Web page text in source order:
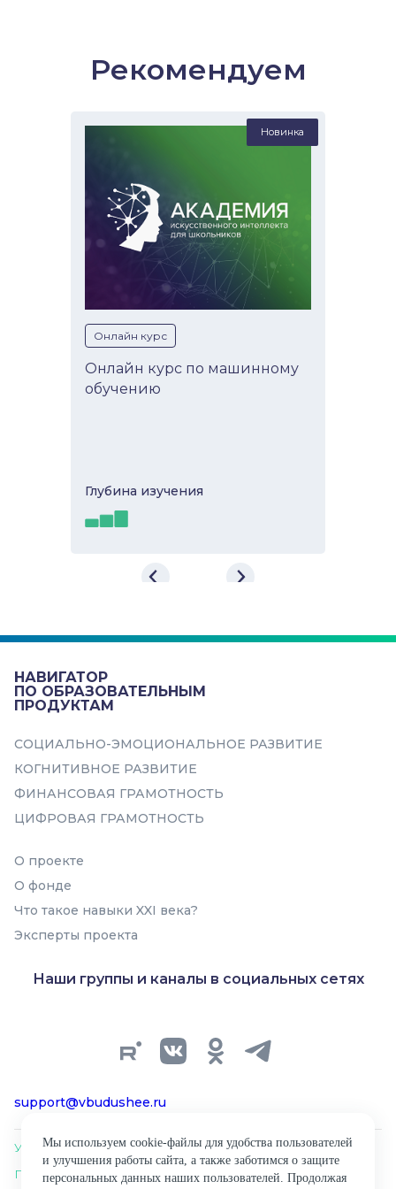
Рекомендуем
Новинка
Онлайн курс
Онлайн курс по машинному
обучению
Глубина изучeния
Онлайн курс по машинному
Курс разработан при участии
достаточного для участия в оли...
Базовые навыки
Программирование
Искусственный интеллект
НАВИГАТОР
ПО ОБРАЗОВАТЕЛЬНЫМ
ПРОДУКТАМ
СОЦИАЛЬНО-ЭМОЦИОНАЛЬНОЕ РАЗВИТИЕ
КОГНИТИВНОЕ РАЗВИТИЕ
ФИНАНСОВАЯ ГРАМОТНОСТЬ
ЦИФРОВАЯ ГРАМОТНОСТЬ
О проекте
О фонде
Что такое навыки XXI века?
Эксперты проекта
Наши группы и каналы в социальных сетях
support@vbudushee.ru
Условия использования материалов сайта
Политика обработки персональных данных
Мы используем cookie-файлы для удобства пользователей
и улучшения работы сайта, а также заботимся о защите
персональных данных наших пользователей. Продолжая